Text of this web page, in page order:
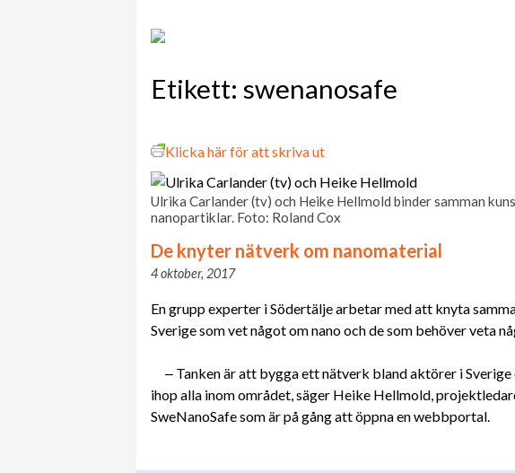
Etikett: swenanosafe
Klicka här för att skriva ut
Ulrika Carlander (tv) och Heike Hellmold binder samman
nanopartiklar. Foto: Roland Cox
De knyter nätverk om nanomaterial
4 oktober, 2017
En grupp experter i Södertälje arbetar med att knyta
Sverige som vet något om nano och de som behöver veta
‒ Tanken är att bygga ett nätverk bland aktörer i
ihop alla inom området, säger Heike Hellmold,
SweNanoSafe som är på gång att öppna en webbportal.